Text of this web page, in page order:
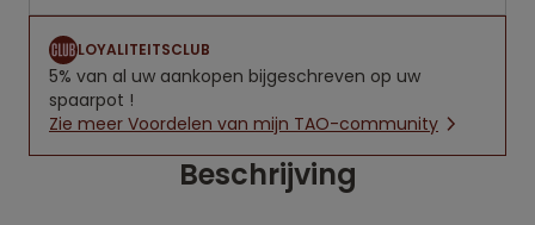
LOYALITEITSCLUB
5% van al uw aankopen bijgeschreven op uw
spaarpot !
Zie meer Voordelen van mijn TAO-community
Beschrijving